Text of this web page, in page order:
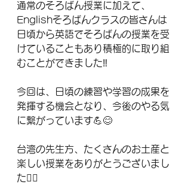
通常のそろばん授業に加えて、
Englishそろばんクラスの皆さんは
日頃から英語でそろばんの授業を受
けていることもあり積極的に取り組
むことができました‼️
今回は、日頃の練習や学習の成果を
発揮する機会となり、今後のやる気
に繋がっています💪😊
台湾の先生方、たくさんのお土産と
楽しい授業をありがとうございまし
た🙇‍♀️